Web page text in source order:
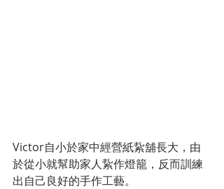
Victor自小於家中經營紙紥舖長大，由
於從小就幫助家人紥作燈籠，反而訓練
出自己良好的手作工藝。